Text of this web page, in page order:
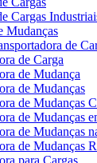
Cargas
Mudanças
de
de Carga
de Mudança
de Mudanças
de Mudanças
de Mudanças
de Mudanças
de Mudanças
para Cargas